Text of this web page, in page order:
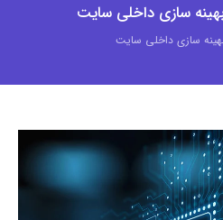
سازی داخلی سایت
سازی داخلی سایت